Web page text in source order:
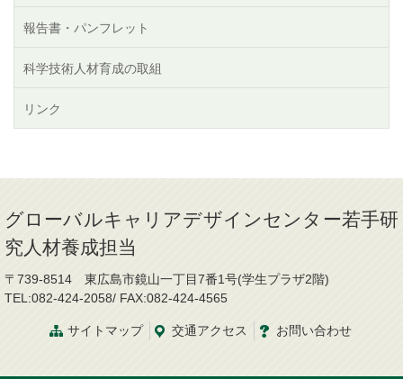
報告書・パンフレット
科学技術人材育成の取組
リンク
グローバルキャリアデザインセンター若手研
究人材養成担当
〒739-8514 東広島市鏡山一丁目7番1号(学生プラザ2階)
TEL:082-424-2058/ FAX:082-424-4565
サイトマップ 交通アクセス お問い合わせ